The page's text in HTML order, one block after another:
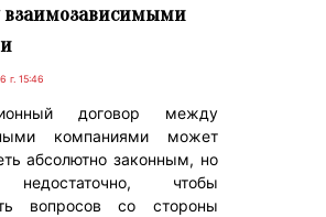
г. 15:46
договор между
компаниями может
абсолютно законным, но
недостаточно, чтобы
вопросов со стороны